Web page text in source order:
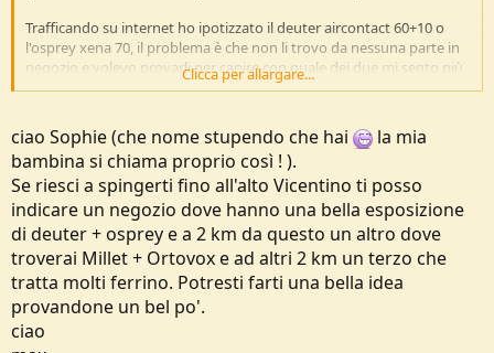
Trafficando su internet ho ipotizzato il deuter aircontact 60+10 o
l'osprey xena 70, il problema è che non li trovo da nessuna parte in
negozio e volevo provarli per capire con quale dei due mi sento più
a mio agio.
tasche e l'osprey aura, su cui mi batteva la testa sulla parte
superiore.
Qualcuno li conosce, li ha provati e conosce eventualmente un
posto dove li vendono in zona Venezia/Treviso/Padova?
Grazie mille!
Clicca per allargare...
ciao Sophie (che nome stupendo che hai
la mia
bambina si chiama proprio così ! ).
Se riesci a spingerti fino all'alto Vicentino ti posso
indicare un negozio dove hanno una bella esposizione
di deuter + osprey e a 2 km da questo un altro dove
troverai Millet + Ortovox e ad altri 2 km un terzo che
tratta molti ferrino. Potresti farti una bella idea
provandone un bel po'.
ciao